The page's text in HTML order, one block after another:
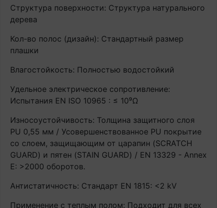
Структура поверхности: Структура натурального
дерева
Кол-во полос (дизайн): Стандартный размер
плашки
Влагостойкость: Полностью водостойкий
Удельное электрическое сопротивление:
Испытания EN ISO 10965 : ≤ 10⁹Ω
Износоустойчивость: Толщина защитного слоя
PU 0,55 мм / Усовершенствованное PU покрытие
со слоем, защищающим от царапин (SCRATCH
GUARD) и пятен (STAIN GUARD) / EN 13329 - Annex
E: >2000 оборотов.
Антистатичность: Стандарт EN 1815: <2 kV
Применение с теплым полом: Подходит для всех